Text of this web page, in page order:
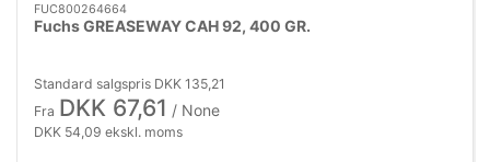
FUC800264664
Fuchs GREASEWAY CAH 92, 400 GR.
Standard salgspris DKK 135,21
Fra DKK 67,61 / None
DKK 54,09 ekskl. moms